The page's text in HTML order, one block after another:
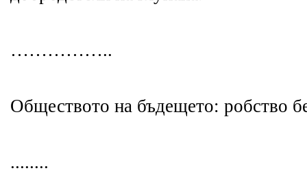
……………..
Обществото на бъдещето: робство
........